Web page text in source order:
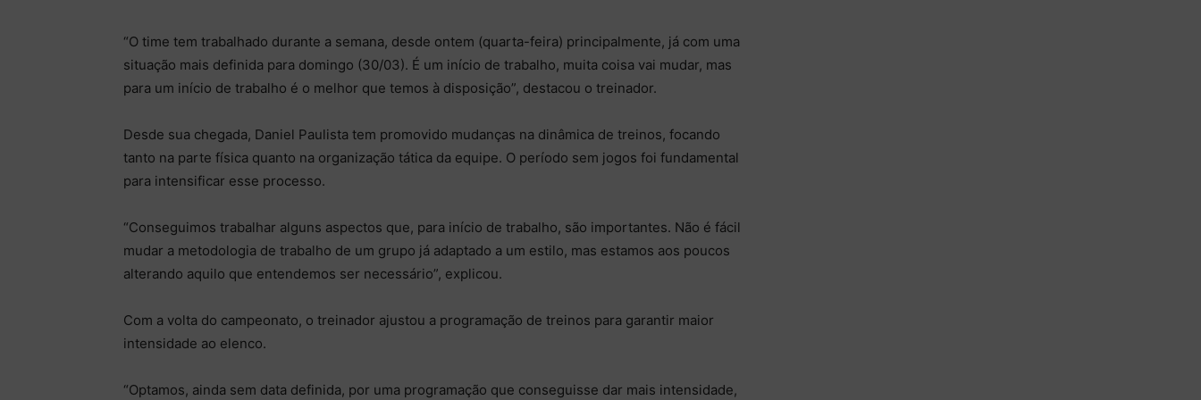
“O time tem trabalhado durante a semana, desde ontem (quarta-feira) principalmente, já com uma
situação mais definida para domingo (30/03). É um início de trabalho, muita coisa vai mudar, mas
para um início de trabalho é o melhor que temos à disposição”, destacou o treinador.
Desde sua chegada, Daniel Paulista tem promovido mudanças na dinâmica de treinos, focando
tanto na parte física quanto na organização tática da equipe. O período sem jogos foi fundamental
para intensificar esse processo.
“Conseguimos trabalhar alguns aspectos que, para início de trabalho, são importantes. Não é fácil
mudar a metodologia de trabalho de um grupo já adaptado a um estilo, mas estamos aos poucos
alterando aquilo que entendemos ser necessário”, explicou.
Com a volta do campeonato, o treinador ajustou a programação de treinos para garantir maior
intensidade ao elenco.
“Optamos, ainda sem data definida, por uma programação que conseguisse dar mais intensidade,